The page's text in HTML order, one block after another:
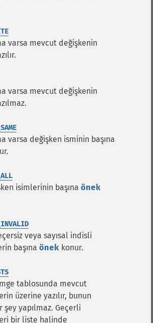
varsa mevcut değişkenin
varsa mevcut değişkenin
varsa değişken isminin başına
isimlerinin başına önek
veya sayısal indisli
başına önek konur.
tablosunda mevcut
üzerine yazılır, bunun
şey yapılmaz. Geçerli
bir liste halinde